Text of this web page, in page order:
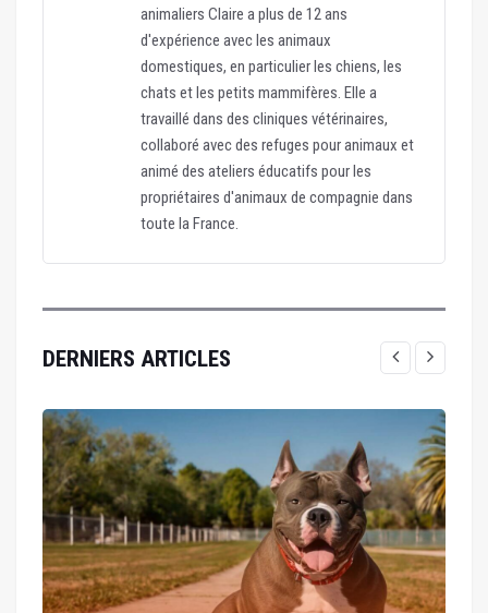
animaliers Claire a plus de 12 ans
d'expérience avec les animaux
domestiques, en particulier les chiens, les
chats et les petits mammifères. Elle a
travaillé dans des cliniques vétérinaires,
collaboré avec des refuges pour animaux et
animé des ateliers éducatifs pour les
propriétaires d'animaux de compagnie dans
toute la France.
DERNIERS ARTICLES